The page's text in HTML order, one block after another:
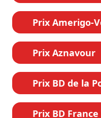
Prix Amerigo-
Prix Aznavour
Prix BD de la
Prix BD